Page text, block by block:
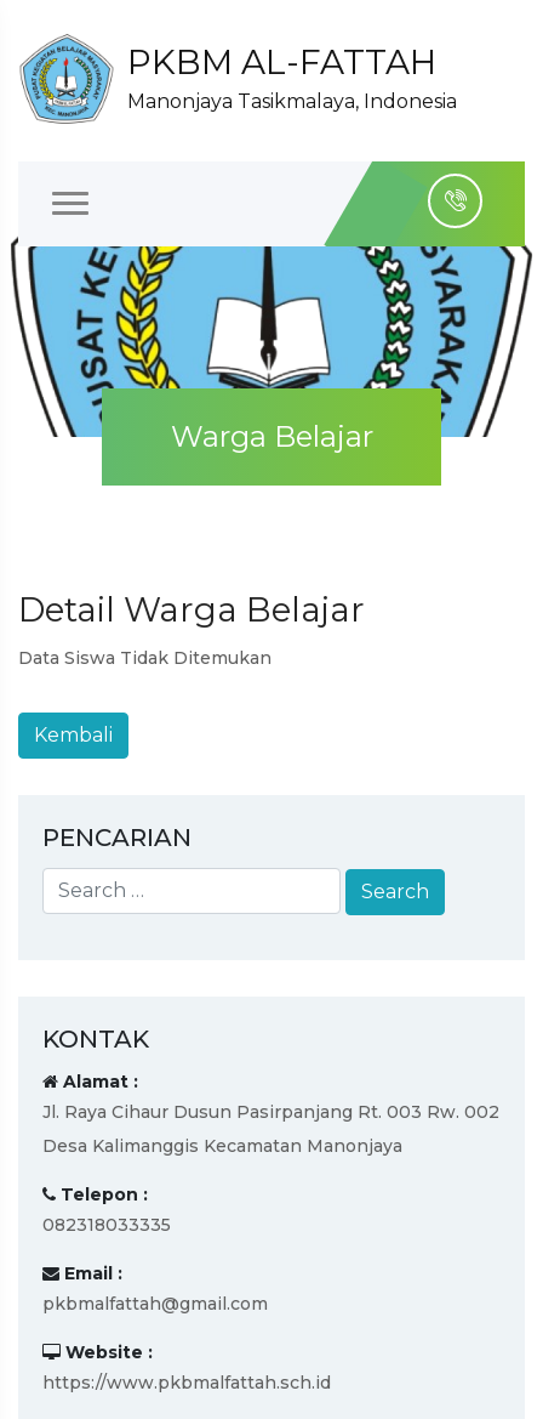
PKBM AL-FATTAH
Manonjaya Tasikmalaya, Indonesia
Warga Belajar
Detail Warga Belajar
Data Siswa Tidak Ditemukan
PENCARIAN
KONTAK
Alamat :
Jl. Raya Cihaur Dusun Pasirpanjang Rt. 003 Rw. 002
Desa Kalimanggis Kecamatan Manonjaya
Telepon :
082318033335
Email :
pkbmalfattah@gmail.com
Website :
https://www.pkbmalfattah.sch.id